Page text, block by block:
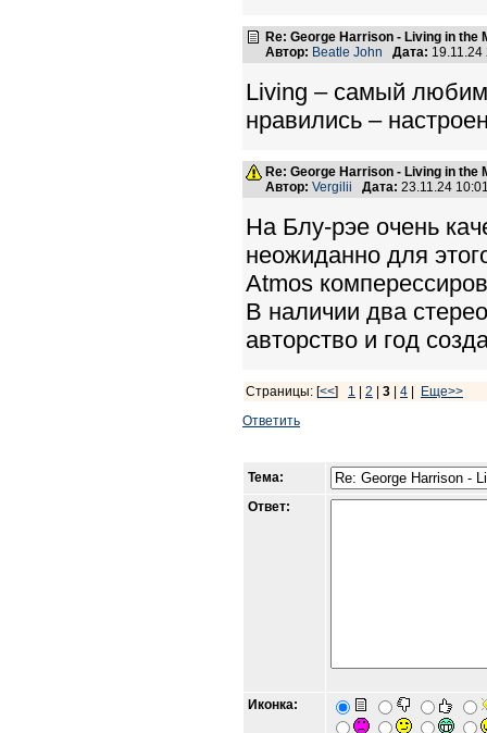
Re: George Harrison - Living in the
Автор: Beatle John Дата:
Living – самый
нравились –
Re: George Harrison - Living in the
Автор: Vergilii Дата: 23.11.24
На Блу-рэе очень
неожиданно для
Atmos
В наличии два
авторство и год
Страницы: [<<] 1 2 3 4
Еще>>
Ответить
Тема:
Ответ:
Иконка: